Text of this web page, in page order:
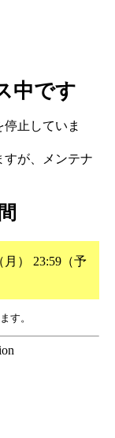
中です
止していま
すが、メンテナ
月） 23:59（予
す。